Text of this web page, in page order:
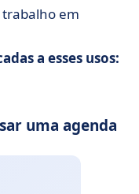
em
a esses usos:
uma agenda